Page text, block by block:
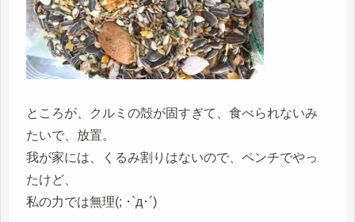
ところが、クルミの殻が固すぎて、食べられないみ
たいで、放置。
我が家には、くるみ割りはないので、ペンチでやっ
たけど、
私の力では無理(; ･`д･´)